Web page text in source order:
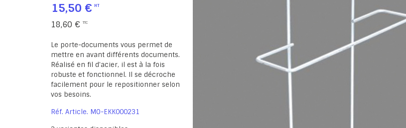
15,50 €
18,60 €
Le porte-documents vous permet de
mettre en avant différents documents.
Réalisé en fil d'acier, il est à la fois
robuste et fonctionnel. Il se décroche
facilement pour le repositionner selon
vos besoins.
Réf. Article MO-EKK000231